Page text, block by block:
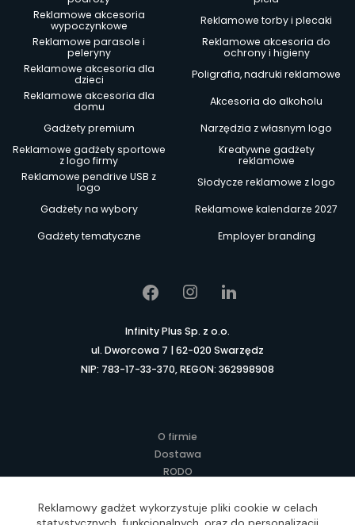
Reklamowe akcesoria
wypoczynkowe
Reklamowe torby i plecaki
Reklamowe parasole i
peleryny
Reklamowe akcesoria do
ochrony i higieny
Reklamowe akcesoria dla
dzieci
Poligrafia, nadruki reklamowe
Reklamowe akcesoria dla
domu
Akcesoria do alkoholu
Gadżety premium
Narzędzia z własnym logo
Reklamowe gadżety sportowe
z logo firmy
Kreatywne gadżety
reklamowe
Reklamowe pendrive USB z
logo
Słodycze reklamowe z logo
Gadżety na wybory
Reklamowe kalendarze 2027
Gadżety tematyczne
Employer branding
Infinity Plus Sp. z o.o.
ul. Dworcowa 7 | 62-020 Swarzędz
NIP: 783-17-33-370, REGON: 362998908
O firmie
Dostawa
RODO
Regulamin
Reklamowy gadżet wykorzystuje pliki cookie w celach